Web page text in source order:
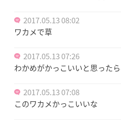
2017.05.13 08:02
ワカメで草
2017.05.13 07:26
わかめがかっこいいと思った
2017.05.13 07:08
このワカメかっこいいな